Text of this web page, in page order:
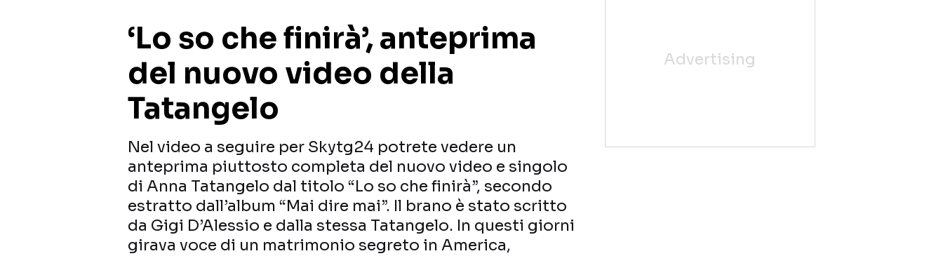
‘Lo so che finirà’, anteprima
del nuovo video della
Tatangelo
Nel video a seguire per Skytg24 potrete vedere un
anteprima piuttosto completa del nuovo video e singolo
di Anna Tatangelo dal titolo “Lo so che finirà”, secondo
estratto dall’album “Mai dire mai”. Il brano è stato scritto
da Gigi D’Alessio e dalla stessa Tatangelo. In questi giorni
girava voce di un matrimonio segreto in America,